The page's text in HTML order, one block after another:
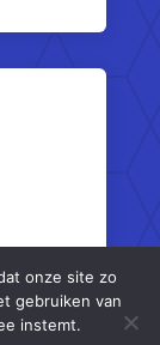
onze site zo
gebruiken van
instemt.